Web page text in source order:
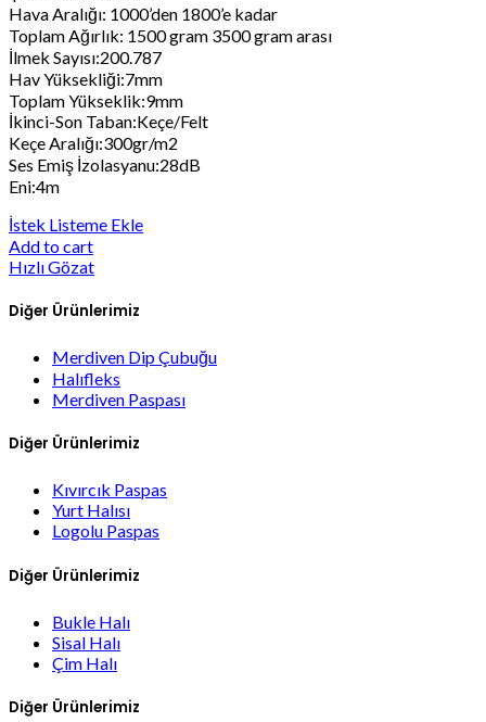
Hava Aralığı: 1000’den 1800’e kadar
Toplam Ağırlık: 1500 gram 3500 gram arası
İlmek Sayısı:200.787
Hav Yüksekliği:7mm
Toplam Yükseklik:9mm
İkinci-Son Taban:Keçe/Felt
Keçe Aralığı:300gr/m2
Ses Emiş İzolasyanu:28dB
Eni:4m
İstek Listeme Ekle
Add to cart
Hızlı Gözat
Diğer Ürünlerimiz
Merdiven Dip Çubuğu
Halıfleks
Merdiven Paspası
Diğer Ürünlerimiz
Kıvırcık Paspas
Yurt Halısı
Logolu Paspas
Diğer Ürünlerimiz
Bukle Halı
Sisal Halı
Çim Halı
Diğer Ürünlerimiz